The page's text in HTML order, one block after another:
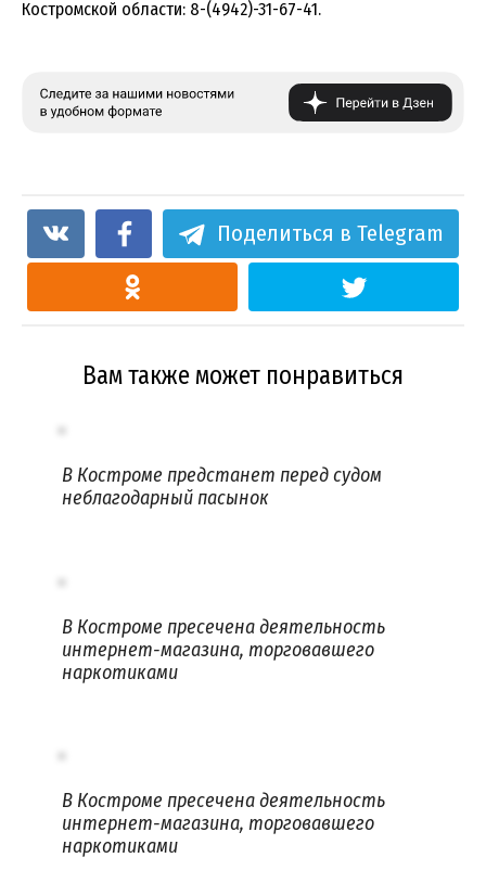
Костромской области: 8-(4942)-31-67-41.
Поделиться в Telegram
Вам также может понравиться
В Костроме предстанет перед судом
неблагодарный пасынок
В Костроме пресечена деятельность
интернет-магазина, торговавшего
наркотиками
В Костроме пресечена деятельность
интернет-магазина, торговавшего
наркотиками